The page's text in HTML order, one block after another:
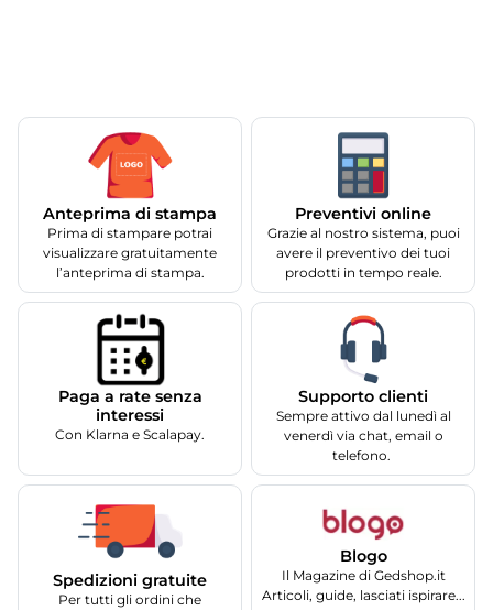
Anteprima di stampa
Prima di stampare potrai
visualizzare gratuitamente
l’anteprima di stampa.
Preventivi online
Grazie al nostro sistema, puoi
avere il preventivo dei tuoi
prodotti in tempo reale.
Paga a rate senza
interessi
Con Klarna e Scalapay.
Supporto clienti
Sempre attivo dal lunedì al
venerdì via chat, email o
telefono.
Spedizioni gratuite
Per tutti gli ordini che
Blogo
Il Magazine di Gedshop.it
Articoli, guide, lasciati ispirare...